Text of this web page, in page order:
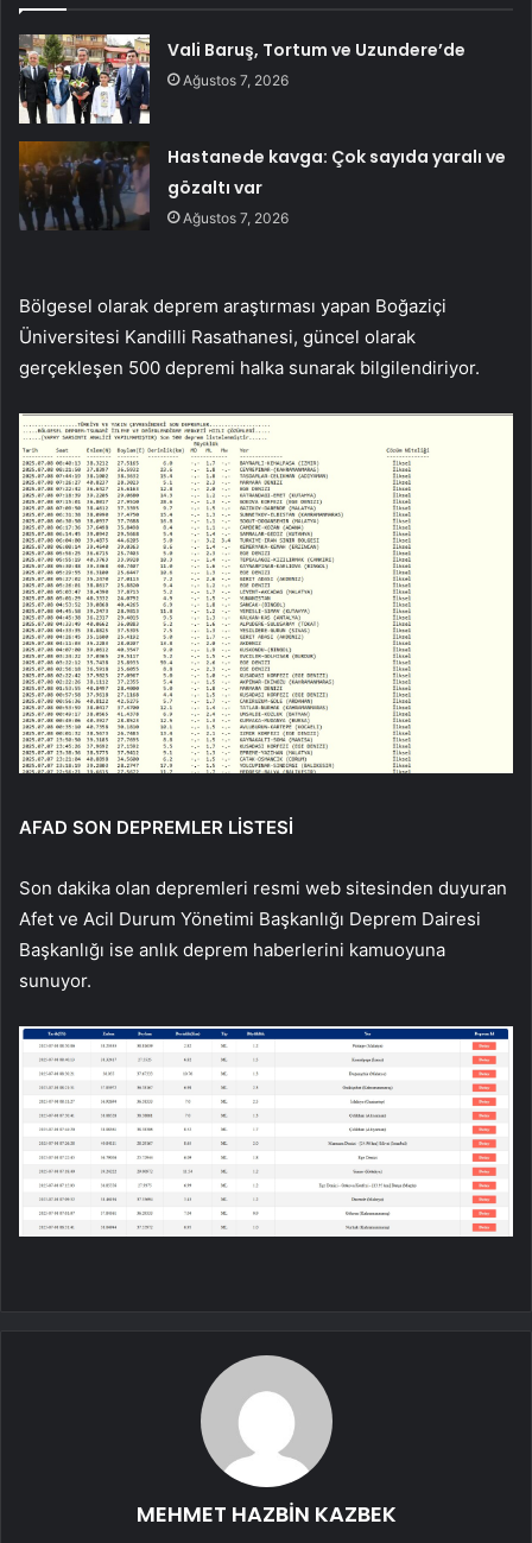
Vali Baruş, Tortum ve Uzundere’de
Ağustos 7, 2026
Hastanede kavga: Çok sayıda yaralı ve
gözaltı var
Ağustos 7, 2026
Bölgesel olarak deprem araştırması yapan Boğaziçi
Üniversitesi Kandilli Rasathanesi, güncel olarak
gerçekleşen 500 depremi halka sunarak bilgilendiriyor.
AFAD SON DEPREMLER LİSTESİ
Son dakika olan depremleri resmi web sitesinden duyuran
Afet ve Acil Durum Yönetimi Başkanlığı Deprem Dairesi
Başkanlığı ise anlık deprem haberlerini kamuoyuna
sunuyor.
MEHMET HAZBİN KAZBEK